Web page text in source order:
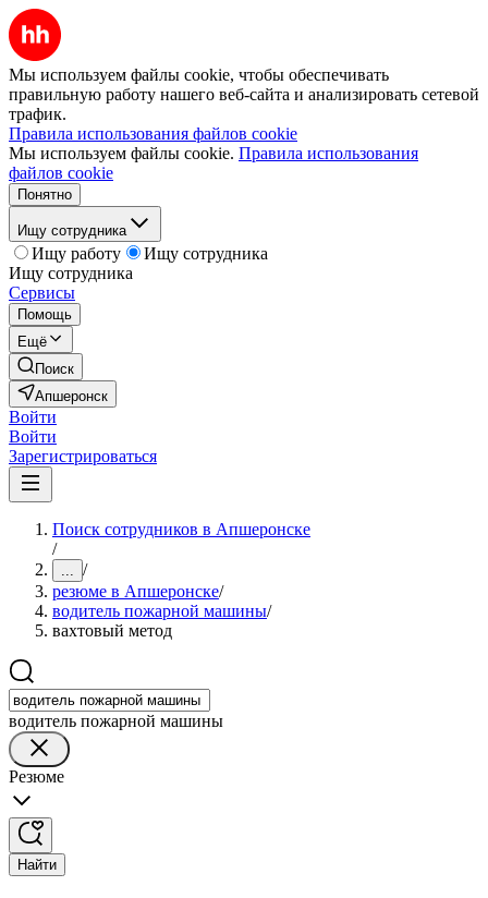
Мы используем файлы cookie, чтобы обеспечивать
правильную работу нашего веб-сайта и анализировать сетевой
трафик.
Правила использования файлов cookie
Мы используем файлы cookie. Правила использования
файлов cookie
Понятно
Ищу сотрудника
Ищу работу
Ищу сотрудника
Ищу сотрудника
Сервисы
Помощь
Ещё
Поиск
Апшеронск
Войти
Войти
Зарегистрироваться
Поиск сотрудников в Апшеронске
/
... /
резюме в Апшеронске/
водитель пожарной машины/
вахтовый метод
водитель пожарной машины
Резюме
Найти